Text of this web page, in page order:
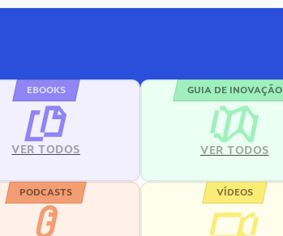
EBOOKS
VER TODOS
GUIA DE INOVAÇÃO
VER TODOS
PODCASTS VÍDEOS